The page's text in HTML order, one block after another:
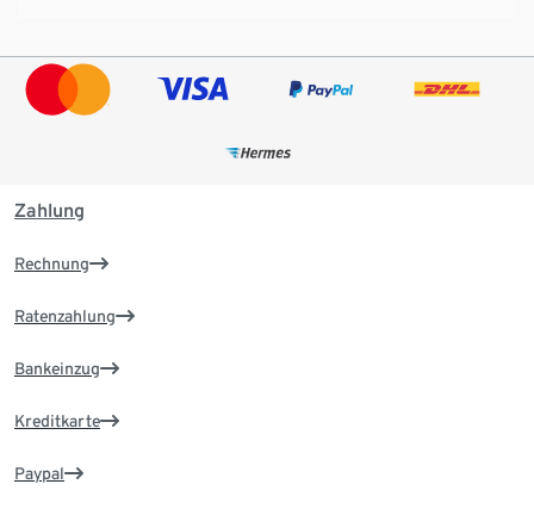
Zahlung
Rechnung
Ratenzahlung
Bankeinzug
Kreditkarte
Paypal